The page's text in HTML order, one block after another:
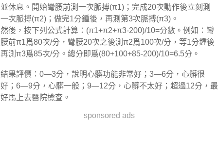
並休息。開始彎腰前測一次脈搏(π1)；完成20次動作後立刻測
一次脈搏(π2)；做完1分鍾後，再測第3次脈搏(π3)。
然後，按下列公式計算：(π1+π2+π3-200)/10=分數。例如：彎
腰前π1爲80次/分，彎腰20次之後測π2爲100次/分，等1分鍾後
再測π3爲85次/分。總分即爲(80+100+85-200)/10=6.5分。
結果評價：0—3分，說明心髒功能非常好；3—6分，心髒很
好；6—9分，心髒一般；9—12分，心髒不太好；超過12分，最
好馬上去醫院檢查。
sponsored ads